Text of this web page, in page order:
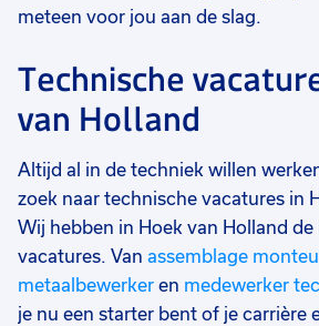
meteen voor jou aan de slag.
Technische
van Holland
Altijd al in de techniek willen
zoek naar technische vacatures in
Wij hebben in Hoek van Holland
vacatures. Van assemblage
metaalbewerker en medewerker
je nu een starter bent of je carrière